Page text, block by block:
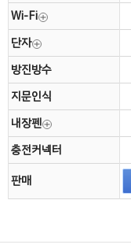
Wi-Fi
단자
방진방수
지문인식
내장펜
충전커넥터
판매